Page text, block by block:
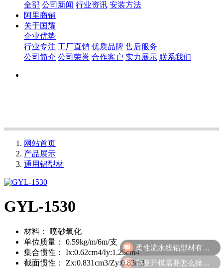
全部 公司新闻 行业资讯 安装方法
阿里商铺
关于国耀
企业优势
行业专注 工厂直销 优质品牌 售后服务
公司简介 公司荣誉 合作客户 实力展示 联系我们
网站首页
产品展示
通用铝型材
GYL-1530
材料：
喷砂氧化
单位质量：
0.59kg/m/6m/支
集合惯性：
Ix:0.62cm4/Iy:1.25cm4
截面惯性：
Zx:0.831cm3/Zy:0.83m3
柔性流水线铝型材有哪几款？